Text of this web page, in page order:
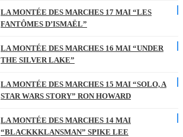
LA MONTÉE DES MARCHES 17 MAI “LES
FANTÔMES D’ISMAËL”
LA MONTÉE DES MARCHES 16 MAI “UNDER
THE SILVER LAKE”
LA MONTÉE DES MARCHES 15 MAI “SOLO, A
STAR WARS STORY” RON HOWARD
LA MONTÉE DES MARCHES 14 MAI
“BLACKKKLANSMAN” SPIKE LEE